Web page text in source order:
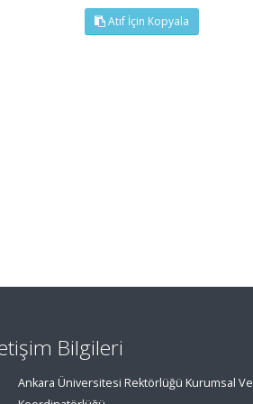
Atıf İçin Kopyala
Bilgileri
Ankara Üniversitesi Rektörlüğü Kurumsal